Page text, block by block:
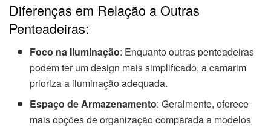
Diferenças em Relação a Outras
Penteadeiras:
Foco na Iluminação: Enquanto outras penteadeiras
podem ter um design mais simplificado, a camarim
prioriza a iluminação adequada.
Espaço de Armazenamento: Geralmente, oferece
mais opções de organização comparada a modelos